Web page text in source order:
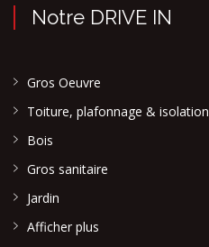
Notre DRIVE IN
Gros Oeuvre
Toiture, plafonnage & isolation
Bois
Gros sanitaire
Jardin
Afficher plus